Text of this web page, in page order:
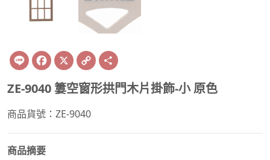
Line Facebook
X Copy
Link
ZE-9040 簍空窗形拱門木片掛飾-小 原色
商品貨號：ZE-9040
商品摘要